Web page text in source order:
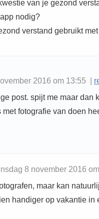
van je gezond
nodig?
verstand gebruikt
2016 om 13:55 |
post. spijt me maar dan
fotografie van doen
8 november 2016
maar kan
handiger op vakantie in